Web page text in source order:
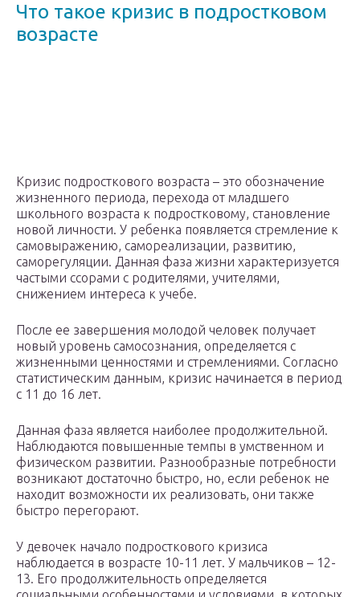
Что такое кризис в подростковом
возрасте
Кризис подросткового возраста – это обозначение
жизненного периода, перехода от младшего
школьного возраста к подростковому, становление
новой личности. У ребенка появляется стремление к
самовыражению, самореализации, развитию,
саморегуляции. Данная фаза жизни характеризуется
частыми ссорами с родителями, учителями,
снижением интереса к учебе.
После ее завершения молодой человек получает
новый уровень самосознания, определяется с
жизненными ценностями и стремлениями. Согласно
статистическим данным, кризис начинается в период
с 11 до 16 лет.
Данная фаза является наиболее продолжительной.
Наблюдаются повышенные темпы в умственном и
физическом развитии. Разнообразные потребности
возникают достаточно быстро, но, если ребенок не
находит возможности их реализовать, они также
быстро перегорают.
У девочек начало подросткового кризиса
наблюдается в возрасте 10-11 лет. У мальчиков – 12-
13. Его продолжительность определяется